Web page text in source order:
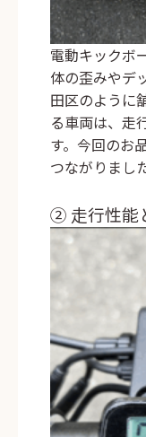
電動キックボ
体の歪みやデ
田区のように
る車両は、走
す。今回のお
つながりまし
② 走行性能